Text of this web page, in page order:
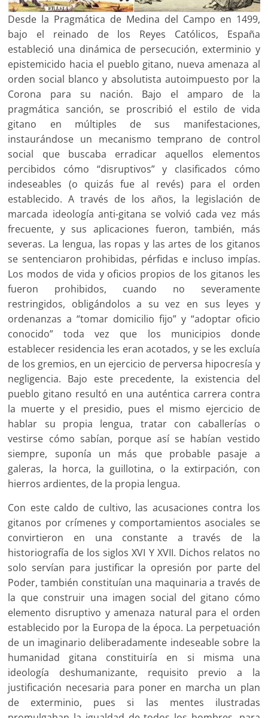
Desde la Pragmática de Medina del Campo en 1499,
bajo el reinado de los Reyes Católicos, España
estableció una dinámica de persecución, exterminio y
epistemicido hacia el pueblo gitano, nueva amenaza al
orden social blanco y absolutista autoimpuesto por la
Corona para su nación. Bajo el amparo de la
pragmática sanción, se proscribió el estilo de vida
gitano en múltiples de sus manifestaciones,
instaurándose un mecanismo temprano de control
social que buscaba erradicar aquellos elementos
percibidos cómo “disruptivos” y clasificados cómo
indeseables (o quizás fue al revés) para el orden
establecido. A través de los años, la legislación de
marcada ideología anti-gitana se volvió cada vez más
frecuente, y sus aplicaciones fueron, también, más
severas. La lengua, las ropas y las artes de los gitanos
se sentenciaron prohibidas, pérfidas e incluso impías.
Los modos de vida y oficios propios de los gitanos les
fueron prohibidos, cuando no severamente
restringidos, obligándolos a su vez en sus leyes y
ordenanzas a “tomar domicilio fijo” y “adoptar oficio
conocido” toda vez que los municipios donde
establecer residencia les eran acotados, y se les excluía
de los gremios, en un ejercicio de perversa hipocresía y
negligencia. Bajo este precedente, la existencia del
pueblo gitano resultó en una auténtica carrera contra
la muerte y el presidio, pues el mismo ejercicio de
hablar su propia lengua, tratar con caballerías o
vestirse cómo sabían, porque así se habían vestido
siempre, suponía un más que probable pasaje a
galeras, la horca, la guillotina, o la extirpación, con
hierros ardientes, de la propia lengua.
Con este caldo de cultivo, las acusaciones contra los
gitanos por crímenes y comportamientos asociales se
convirtieron en una constante a través de la
historiografía de los siglos XVI Y XVII. Dichos relatos no
solo servían para justificar la opresión por parte del
Poder, también constituían una maquinaria a través de
la que construir una imagen social del gitano cómo
elemento disruptivo y amenaza natural para el orden
establecido por la Europa de la época. La perpetuación
de un imaginario deliberadamente indeseable sobre la
humanidad gitana constituiría en si misma una
ideología deshumanizante, requisito previo a la
justificación necesaria para poner en marcha un plan
de exterminio, pues si las mentes ilustradas